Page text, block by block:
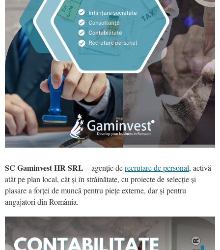
SC Gaminvest HR SRL – agenție derecrutare de personal, activă
atât pe plan local, cât și în străinătate, cu proiecte de selecție și
plasare a forței de muncă pentru piețe externe, dar și pentru
angajatori din România.